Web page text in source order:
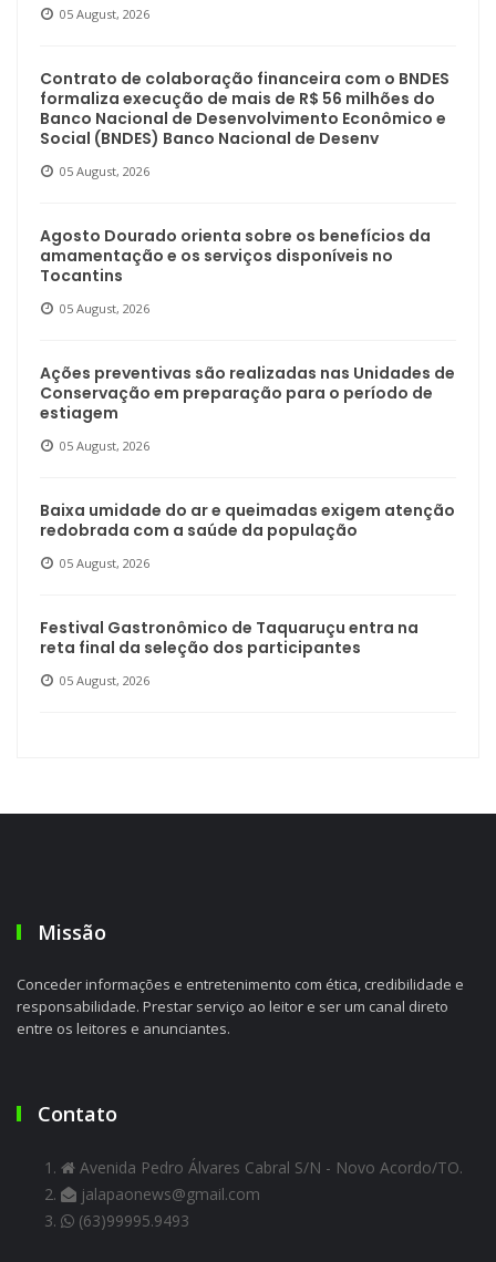
05 August, 2026
Contrato de colaboração financeira com o BNDES
formaliza execução de mais de R$ 56 milhões do
Banco Nacional de Desenvolvimento Econômico e
Social (BNDES) Banco Nacional de Desenv
05 August, 2026
Agosto Dourado orienta sobre os benefícios da
amamentação e os serviços disponíveis no
Tocantins
05 August, 2026
Ações preventivas são realizadas nas Unidades de
Conservação em preparação para o período de
estiagem
05 August, 2026
Baixa umidade do ar e queimadas exigem atenção
redobrada com a saúde da população
05 August, 2026
Festival Gastronômico de Taquaruçu entra na
reta final da seleção dos participantes
05 August, 2026
Missão
Conceder informações e entretenimento com ética, credibilidade e
responsabilidade. Prestar serviço ao leitor e ser um canal direto
entre os leitores e anunciantes.
Contato
Avenida Pedro Álvares Cabral S/N - Novo Acordo/TO.
jalapaonews@gmail.com
(63)99995.9493